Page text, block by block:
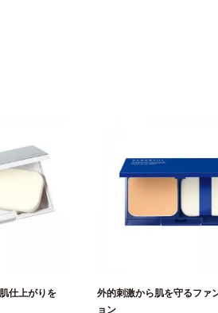
仕上がりを
外的刺激から肌を守るファ
ョン